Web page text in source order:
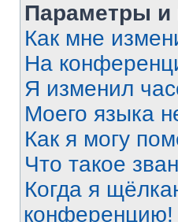
Параметры и
Как мне
На
Я изменил
Моего языка
Как я могу
Что такое
Когда я
конференцию!